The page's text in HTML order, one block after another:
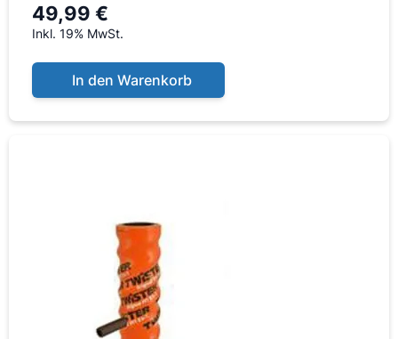
49,99 €
Inkl. 19% MwSt.
In den Warenkorb